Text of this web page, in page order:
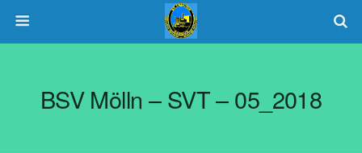
BSV Mölln – SVT – 05_2018